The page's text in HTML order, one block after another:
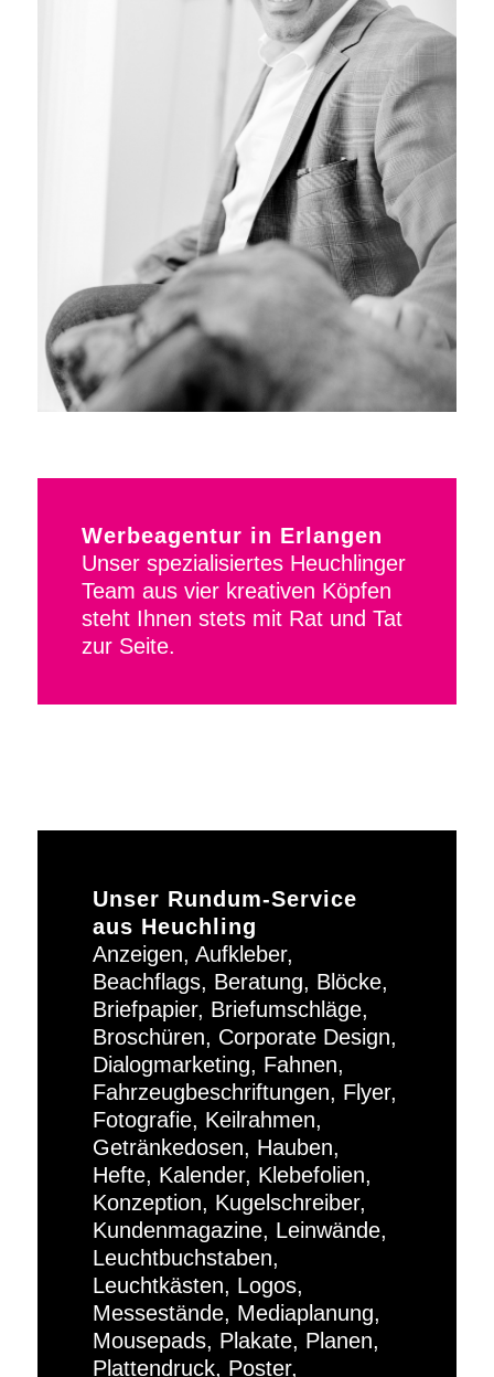
Werbeagentur in Erlangen
Unser spezialisiertes Heuchlinger
Team aus vier kreativen Köpfen
steht Ihnen stets mit Rat und Tat
zur Seite.
Unser Rundum-Service
aus Heuchling
Anzeigen, Aufkleber,
Beachflags, Beratung, Blöcke,
Briefpapier, Briefumschläge,
Broschüren, Corporate Design,
Dialogmarketing, Fahnen,
Fahrzeugbeschriftungen, Flyer,
Fotografie, Keilrahmen,
Getränkedosen, Hauben,
Hefte, Kalender, Klebefolien,
Konzeption, Kugelschreiber,
Kundenmagazine, Leinwände,
Leuchtbuchstaben,
Leuchtkästen, Logos,
Messestände, Mediaplanung,
Mousepads, Plakate, Planen,
Plattendruck, Poster,